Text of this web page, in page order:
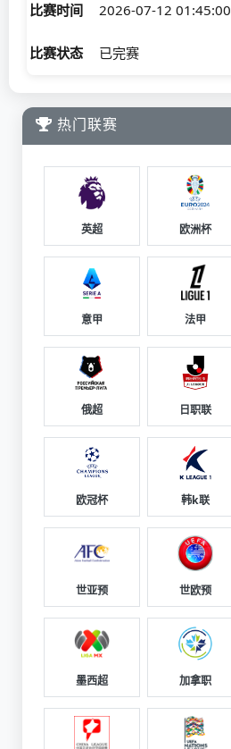
比赛时间 2026-07-12 01:45:00
比赛状态 已完赛
热门联赛
英超 欧洲杯
意甲 法甲
俄超 日职联
欧冠杯 韩k联
世亚预 世欧预
墨西超 加拿职